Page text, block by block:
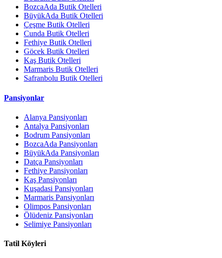
BozcaAda Butik Otelleri
BüyükAda Butik Otelleri
Çeşme Butik Otelleri
Cunda Butik Otelleri
Fethiye Butik Otelleri
Göcek Butik Otelleri
Kaş Butik Otelleri
Marmaris Butik Otelleri
Safranbolu Butik Otelleri
Pansiyonlar
Alanya Pansiyonları
Antalya Pansiyonları
Bodrum Pansiyonları
BozcaAda Pansiyonları
BüyükAda Pansiyonları
Datça Pansiyonları
Fethiye Pansiyonları
Kaş Pansiyonları
Kuşadasi Pansiyonları
Marmaris Pansiyonları
Olimpos Pansiyonları
Ölüdeniz Pansiyonları
Selimiye Pansiyonları
Tatil Köyleri